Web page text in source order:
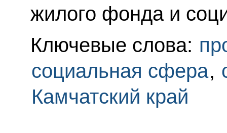
жилого фонда и
Ключевые слова:
социальная сфера,
Камчатский край